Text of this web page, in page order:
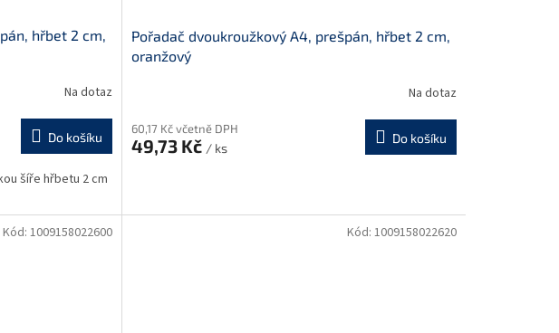
hřbet 2 cm,
Na dotaz
Do košíku
šíře hřbetu 2 cm
Pořadač dvoukroužkový A4, prešpán, hřbet 2 cm,
oranžový
Na dotaz
60,17 Kč včetně DPH
49,73 Kč / ks
Do košíku
Kód: 1009158022600 Kód: 1009158022620